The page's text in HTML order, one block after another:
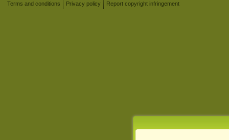
Terms and conditions
Privacy policy Report copyright infringement